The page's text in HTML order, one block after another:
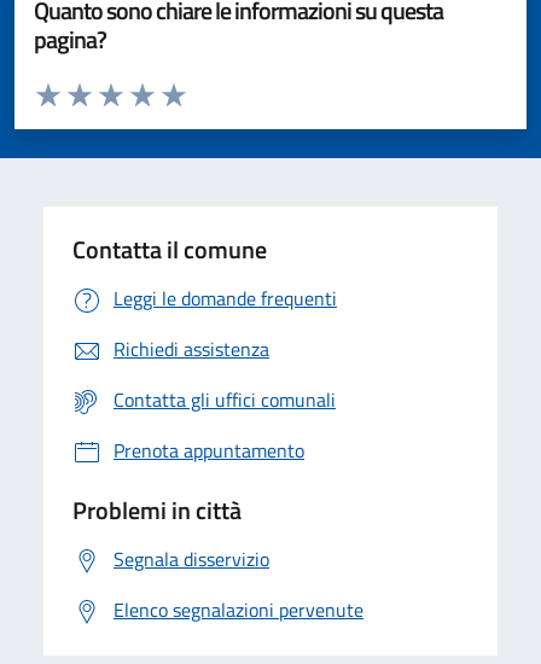
Quanto sono chiare le informazioni su questa
pagina?
Valuta da 1 a 5 stelle la pagina
Valuta 5 stelle su 5
Valuta 4 stelle su 5
Valuta 3 stelle su 5
Valuta 2 stelle su 5
Valuta 1 stelle su 5
Contatta il comune
Leggi le domande frequenti
Richiedi assistenza
Contatta gli uffici comunali
Prenota appuntamento
Problemi in città
Segnala disservizio
Elenco segnalazioni pervenute